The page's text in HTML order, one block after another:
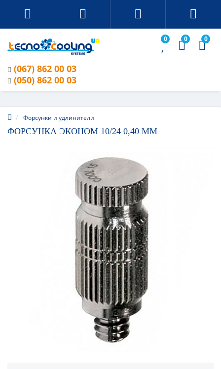
0 0 0
(067) 862 00 03
(050) 862 00 03
Форсунки и удлинители
ФОРСУНКА ЭКОНОМ 10/24 0,40 ММ